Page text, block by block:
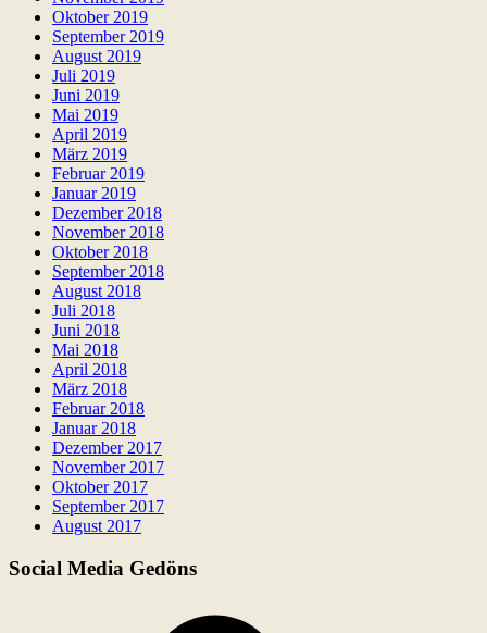
Oktober 2019
September 2019
August 2019
Juli 2019
Juni 2019
Mai 2019
April 2019
März 2019
Februar 2019
Januar 2019
Dezember 2018
November 2018
Oktober 2018
September 2018
August 2018
Juli 2018
Juni 2018
Mai 2018
April 2018
März 2018
Februar 2018
Januar 2018
Dezember 2017
November 2017
Oktober 2017
September 2017
August 2017
Social Media Gedöns